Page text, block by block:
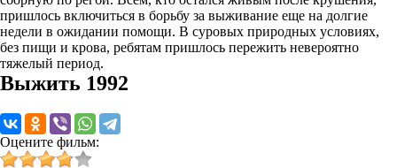
пришлось включиться в борьбу за выживание еще на долгие
недели в ожидании помощи. В суровых природных условиях,
без пищи и крова, ребятам пришлось пережить невероятно
тяжелый период.
Выжить 1992
Оцените фильм: